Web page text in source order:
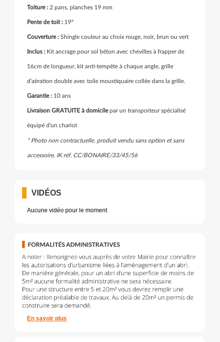
Toiture : 2 pans, planches 19 mm
Pente de toit : 19°
Couverture : Shingle couleur au choix rouge, noir, brun ou vert
Inclus : Kit ancrage pour sol béton avec chevilles à frapper de
16cm de longueur, kit anti-tempête à chaque angle, grille
d'aération double avec toile moustiquaire collée dans la grille.
Garantie : 10 ans
Livraison GRATUITE à domicilepar un transporteur spécialisé
équipé d'un chariot
* Photo non contractuelle, produit vendu sans option et sans
accessoire, IK réf. CC/BONAIRE/33/45/56
VIDÉOS
Aucune vidéo pour le moment
En savoir plus